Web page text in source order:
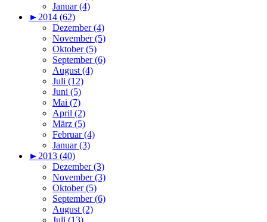
Januar (4)
►2014 (62)
Dezember (4)
November (5)
Oktober (5)
September (6)
August (4)
Juli (12)
Juni (5)
Mai (7)
April (2)
März (5)
Februar (4)
Januar (3)
►2013 (40)
Dezember (3)
November (3)
Oktober (5)
September (6)
August (2)